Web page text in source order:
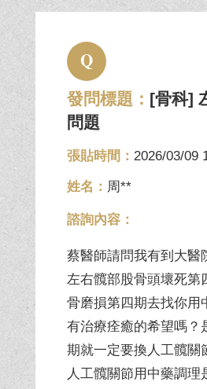
Q
發問標題： [骨科]
問題
張貼時間： 2026/03/09
姓名： 周**
諮詢內容：
蔡醫師請問我有到大醫
左右髖部股骨頭壞死第
骨磨損第四期去找你用
有治療痊癒的希望嗎？
期就一定要換人工髖關
人工髖關節用中藥調理